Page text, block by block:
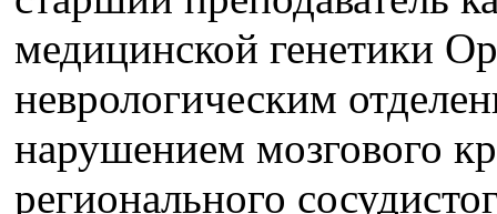
медицинской генетики
неврологическим
нарушением мозгового
регионального